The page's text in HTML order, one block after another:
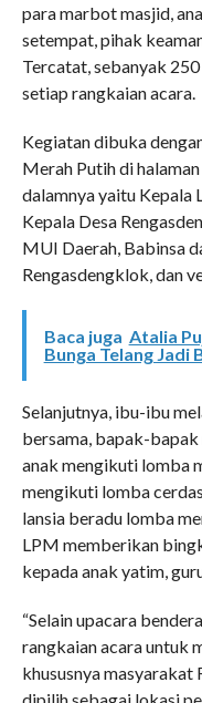
para marbot masjid,
setempat, pihak
Tercatat, sebanyak
setiap rangkaian acara.
Kegiatan dibuka
Merah Putih di
dalamnya yaitu Kepala
Kepala Desa
MUI Daerah, Babinsa
Rengasdengklok, dan
Baca juga Atalia
Bunga Telang Jadi
Selanjutnya, ibu-ibu
bersama, bapak-
anak mengikuti lomba
mengikuti lomba
lansia beradu lomba
LPM memberikan
kepada anak yatim,
“Selain upacara
rangkaian acara untuk
khususnya masyarakat
dipilih sebagai lokasi